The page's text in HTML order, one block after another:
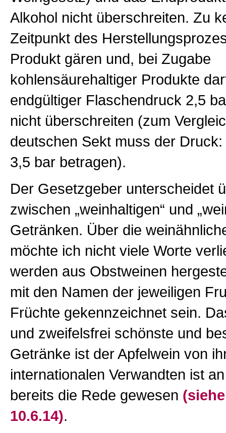
Alkohol nicht überschreiten. Zu
Zeitpunkt des
Produkt gären und, bei Zugabe
kohlensäurehaltiger Produkte
endgültiger Flaschendruck 2,5
nicht überschreiten (zum
deutschen Sekt muss der
3,5 bar betragen).
Der Gesetzgeber unterscheidet
zwischen „weinhaltigen“ und
Getränken. Über die
möchte ich nicht viele Worte
werden aus Obstweinen
mit den Namen der jeweiligen
Früchte gekennzeichnet sein.
und zweifelsfrei schönste und
Getränke ist der Apfelwein von
internationalen Verwandten ist
bereits die Rede gewesen
10.6.14).